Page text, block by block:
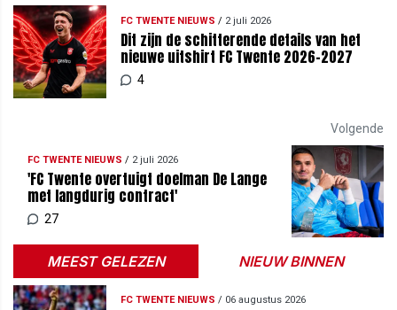
FC TWENTE NIEUWS / 2 juli 2026
Dit zijn de schitterende details van het
nieuwe uitshirt FC Twente 2026-2027
4
Volgende
FC TWENTE NIEUWS / 2 juli 2026
'FC Twente overtuigt doelman De Lange
met langdurig contract'
27
MEEST GELEZEN NIEUW BINNEN
FC TWENTE NIEUWS / 06 augustus 2026